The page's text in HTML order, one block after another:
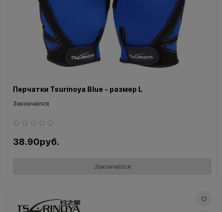
Перчатки Tsurinoya Blue - размер L
Закончился
38.90руб.
Закончился